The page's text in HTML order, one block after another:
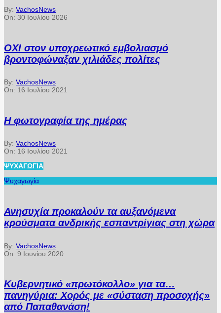
By: VachosNews
On: 30 Ιουλίου 2026
ΟΧΙ στον υποχρεωτικό εμβολιασμό
βροντοφώναξαν χιλιάδες πολίτες
By: VachosNews
On: 16 Ιουλίου 2021
Η φωτογραφία της ημέρας
By: VachosNews
On: 16 Ιουλίου 2021
ΨΥΧΑΓΩΓΊΑ
Ψυχαγωγία
Ανησυχία προκαλούν τα αυξανόμενα
κρούσματα ανδρικής εσπαντρίγιας στη χώρα
By: VachosNews
On: 9 Ιουνίου 2020
Κυβερνητικό «πρωτόκολλο» για τα…
πανηγύρια: Χορός με «σύσταση προσοχής»
από Παπαθανάση!